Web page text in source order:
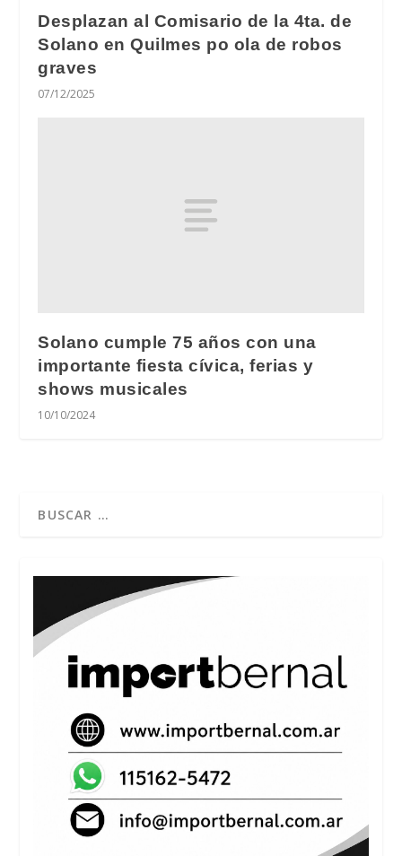
Desplazan al Comisario de la 4ta. de
Solano en Quilmes po ola de robos
graves
07/12/2025
Solano cumple 75 años con una
importante fiesta cívica, ferias y
shows musicales
10/10/2024